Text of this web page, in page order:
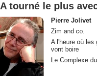
A tourné le plus
Pierre Jolivet
Zim and co.
A l'heure où les
vont boire
Le Complexe